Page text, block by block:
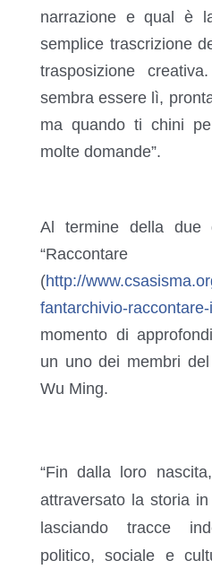
narrazione e qual è
semplice trascrizione
trasposizione
sembra essere lì,
ma quando ti chini
molte domande”.
Al termine della due
(http://
fantarchivio-
momento di
un uno dei membri
Wu Ming.
“Fin dalla loro
attraversato la storia
lasciando tracce
politico, sociale e